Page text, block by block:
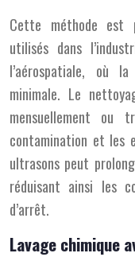
Cette méthode est
utilisés dans
l’aérospatiale, où
minimale. Le
mensuellement ou
contamination et les
ultrasons peut
réduisant ainsi les
d’arrêt.
Lavage chimique